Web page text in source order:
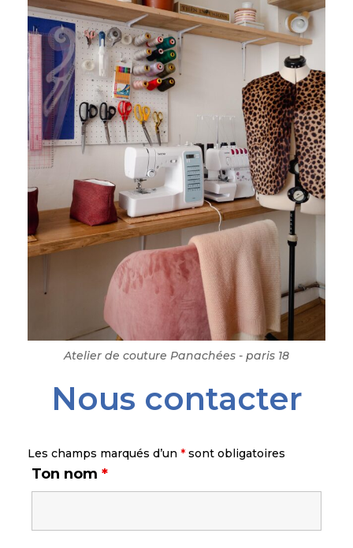
Atelier de couture Panachées - paris 18
Nous contacter
Les champs marqués d’un * sont obligatoires
Ton nom *